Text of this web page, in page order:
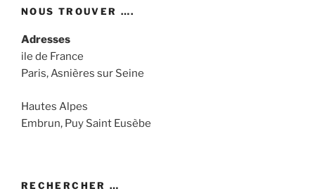
NOUS TROUVER ….
Adresses
ile de France
Paris, Asnières sur Seine
Hautes Alpes
Embrun, Puy Saint Eusèbe
RECHERCHER …